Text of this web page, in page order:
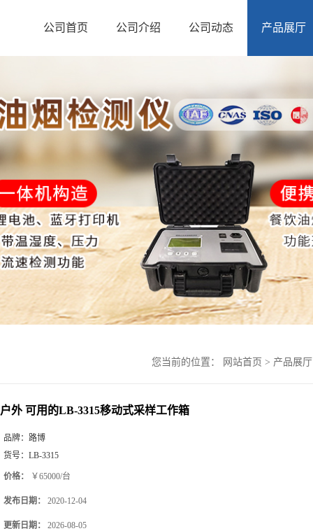
公司首页 公司介绍 公司动态 产品展厅
您当前的位置： 网站首页 > 产品展厅
户外 可用的LB-3315移动式采样工作箱
品牌： 路博
货号： LB-3315
价格： ￥65000/台
发布日期： 2020-12-04
更新日期： 2026-08-05